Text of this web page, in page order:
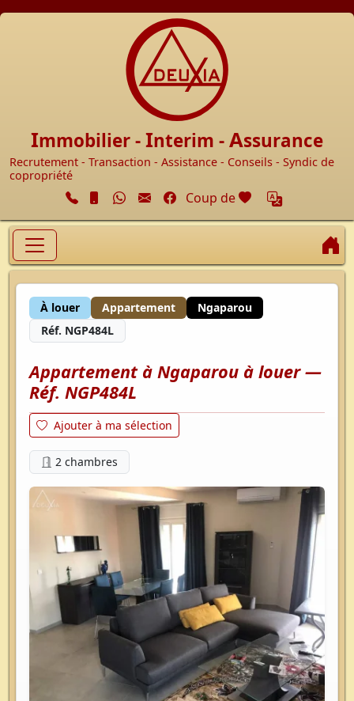
Immobilier -Interim -Assurance
Recrutement - Transaction - Assistance - Conseils - Syndic de
copropriété
Facebook
Coup de cœur
À louer Appartement
Ngaparou
Réf. NGP484L
Appartement à Ngaparou à louer —
Réf. NGP484L
Ajouter à ma sélection
2 chambres